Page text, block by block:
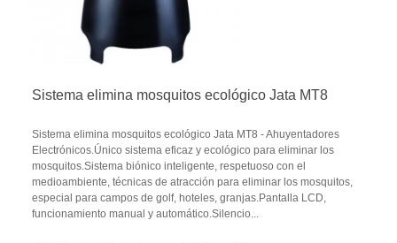
Sistema elimina mosquitos ecológico Jata MT8
Sistema elimina mosquitos ecológico Jata MT8 - Ahuyentadores
Electrónicos.Único sistema eficaz y ecológico para eliminar los
mosquitos.Sistema biónico inteligente, respetuoso con el
medioambiente, técnicas de atracción para eliminar los mosquitos,
especial para campos de golf, hoteles, granjas.Pantalla LCD,
funcionamiento manual y automático.Silencio...